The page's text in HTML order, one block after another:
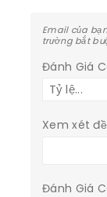
Email của
trường bắt
Đánh Giá
Xem xét đề
Đánh Giá